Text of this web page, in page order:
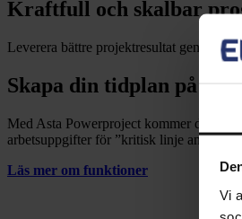
Vi
Kraftfull och skalbar
Leverera bättre projektresultat genom att
Skapa din tidplan på
Med Asta Powerproject kommer du
arbetsuppgifter för ”kritisk linje analys”,
Läs mer om funktioner